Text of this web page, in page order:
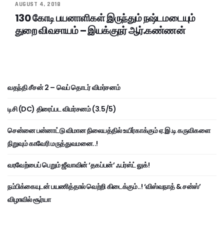
AUGUST 4, 2018
130 கோடி பயனாளிகள் இருந்தும் நஷ்டமடையும்
துறை விவசாயம் – இயக்குநர் ஆர்.கண்ணன்
வதந்தி சீசன் 2 – வெப் தொடர் விமர்சனம்
டிசி (DC) திரைப்பட விமர்சனம் (3.5/5)
சென்னை பன்னாட்டு விமான நிலையத்தில் உயிர்காக்கும் ஏ.இ.டி கருவிகளை
நிறுவும் காவேரி மருத்துவமனை..!
வரவேற்பைப் பெறும் ஜீவாவின் ‘தகப்பன்’ ஃபர்ஸ்ட் லுக்!
நம்பிக்கையுடன் பயணித்தால் வெற்றி கிடைக்கும்..! ‘விஸ்வநாத் & சன்ஸ்’
விழாவில் சூர்யா